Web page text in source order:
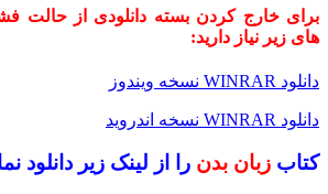
برای خارج کردن بسته دانلودی از حالت
های زیر نیاز دارید:
دانلود WINRAR نسخه ویندوز
دانلود WINRAR نسخه اندروید
کتاب زبان بدن را از لینک زیر دانلود